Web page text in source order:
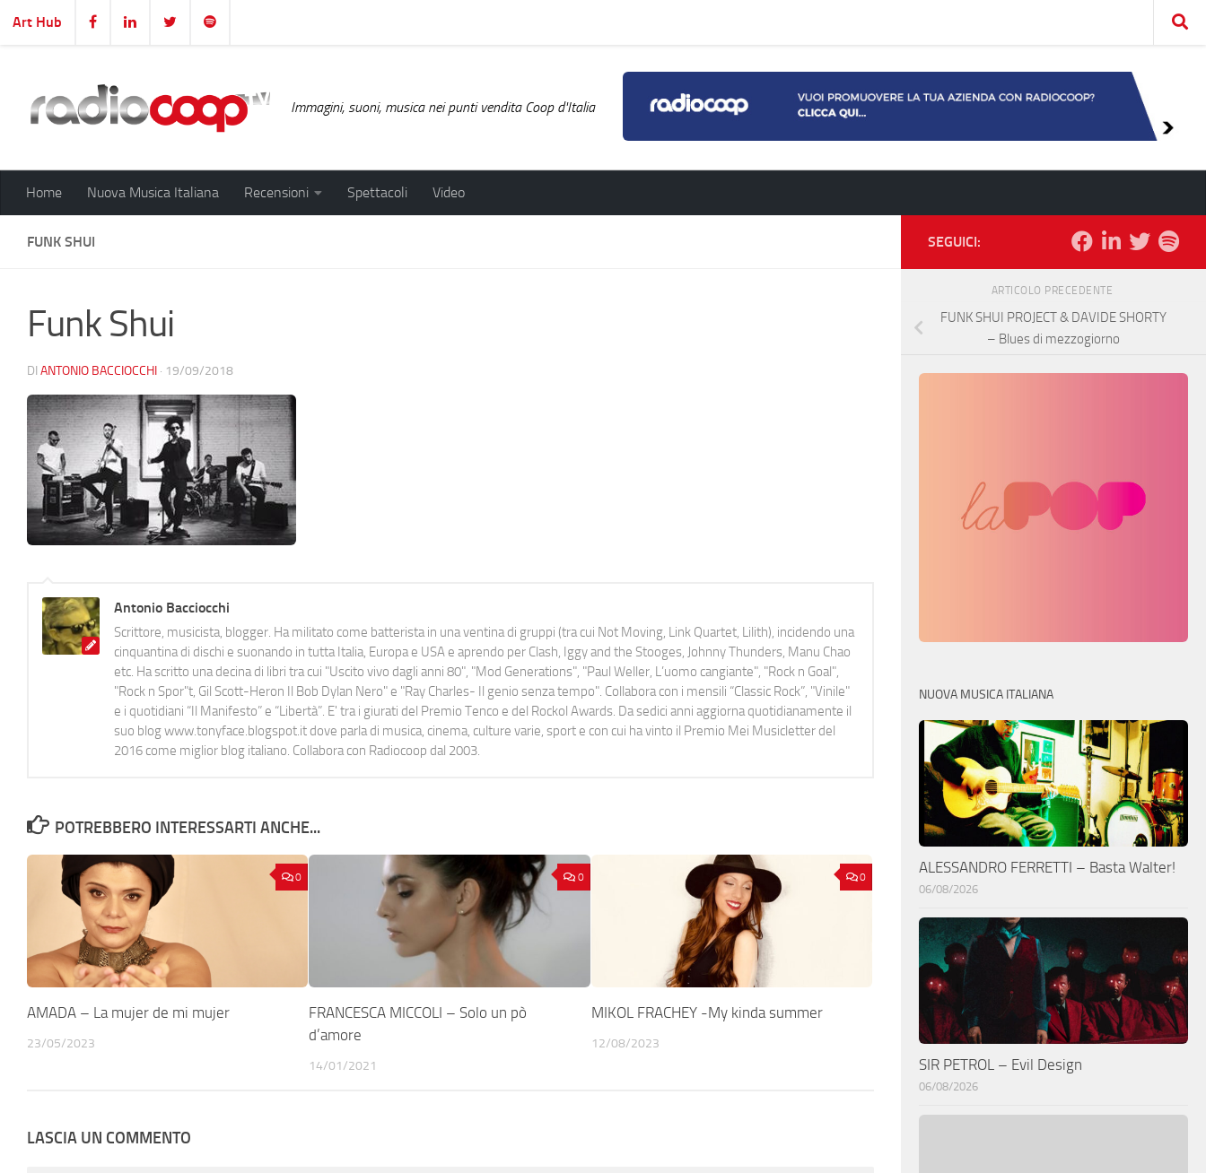
Salta al contenuto
Art Hub
Immagini, suoni, musica nei punti vendita Coop d'Italia
Home Nuova Musica Italiana Recensioni Spettacoli Video
FUNK SHUI
Funk Shui
DI ANTONIO BACCIOCCHI · 19/09/2018
Antonio Bacciocchi
Scrittore, musicista, blogger. Ha militato come batterista in una ventina di gruppi (tra cui Not Moving, Link Quartet, Lilith), incidendo una
cinquantina di dischi e suonando in tutta Italia, Europa e USA e aprendo per Clash, Iggy and the Stooges, Johnny Thunders, Manu Chao
etc. Ha scritto una decina di libri tra cui "Uscito vivo dagli anni 80", "Mod Generations", "Paul Weller, L’uomo cangiante", "Rock n Goal",
"Rock n Spor"t, Gil Scott-Heron Il Bob Dylan Nero" e "Ray Charles- Il genio senza tempo". Collabora con i mensili “Classic Rock”, "Vinile"
e i quotidiani “Il Manifesto” e “Libertà”. E' tra i giurati del Premio Tenco e del Rockol Awards. Da sedici anni aggiorna quotidianamente il
suo blog www.tonyface.blogspot.it dove parla di musica, cinema, culture varie, sport e con cui ha vinto il Premio Mei Musicletter del
2016 come miglior blog italiano. Collabora con Radiocoop dal 2003.
POTREBBERO INTERESSARTI ANCHE...
0
AMADA – La mujer de mi mujer
23/05/2023
0
FRANCESCA MICCOLI – Solo un pò
d’amore
14/01/2021
0
MIKOL FRACHEY -My kinda summer
12/08/2023
LASCIA UN COMMENTO
SEGUICI:
ARTICOLO PRECEDENTE
FUNK SHUI PROJECT & DAVIDE SHORTY
– Blues di mezzogiorno
NUOVA MUSICA ITALIANA
ALESSANDRO FERRETTI – Basta Walter!
06/08/2026
SIR PETROL – Evil Design
06/08/2026